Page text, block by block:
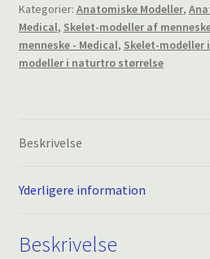
og
stang)
til
A13/15
Kategorier: Anatomiske Modeller,
Medical, Skelet-modeller af
menneske - Medical, Skelet-
modeller i naturtro størrelse
Beskrivelse
Yderligere information
Beskrivelse